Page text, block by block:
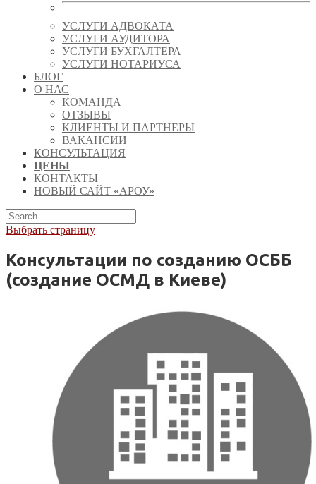
УСЛУГИ АДВОКАТА
УСЛУГИ АУДИТОРА
УСЛУГИ БУХГАЛТЕРА
УСЛУГИ НОТАРИУСА
БЛОГ
О НАС
КОМАНДА
ОТЗЫВЫ
КЛИЕНТЫ И ПАРТНЕРЫ
ВАКАНСИИ
КОНСУЛЬТАЦИЯ
ЦЕНЫ
КОНТАКТЫ
НОВЫЙ САЙТ «АРОУ»
Выбрать страницу
Консультации по созданию ОСББ
(создание ОСМД в Киеве)